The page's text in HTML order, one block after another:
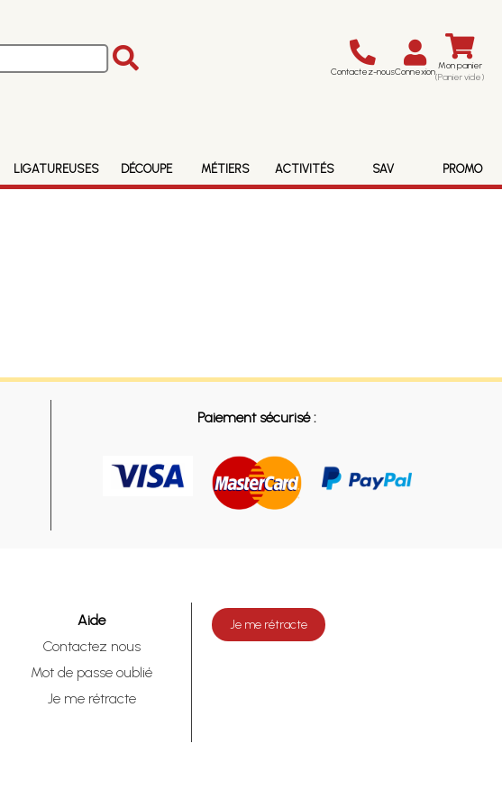
Contactez-nousConnexion Mon panier
(Panier vide)
LIGATUREUSES DÉCOUPE MÉTIERS ACTIVITÉS SAV PROMO
Paiement sécurisé :
Aide
Contactez nous
Mot de passe oublié
Je me rétracte
Je me rétracte